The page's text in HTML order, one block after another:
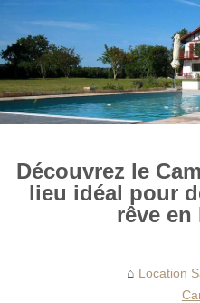
Découvrez le
lieu idéal pour
rêve en
Location